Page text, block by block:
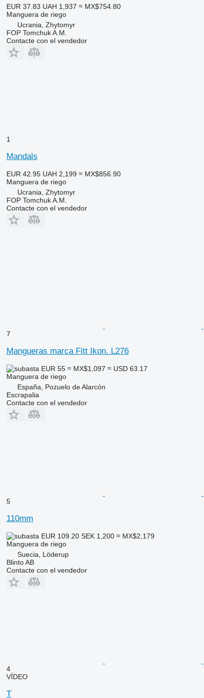
EUR 37.83 UAH 1,937 ≈ MX$754.80
Manguera de riego
Ucrania, Zhytomyr
FOP Tomchuk A.M.
Contacte con el vendedor
1
Mandals
EUR 42.95 UAH 2,199 ≈ MX$856.90
Manguera de riego
Ucrania, Zhytomyr
FOP Tomchuk A.M.
Contacte con el vendedor
7
Mangueras marca Fitt Ikon. L276
EUR 55 ≈ MX$1,097 ≈ USD 63.17
Manguera de riego
España, Pozuelo de Alarcón
Escrapalia
Contacte con el vendedor
5
110mm
EUR 109.20 SEK 1,200 ≈ MX$2,179
Manguera de riego
Suecia, Löderup
Blinto AB
Contacte con el vendedor
4
VÍDEO
T